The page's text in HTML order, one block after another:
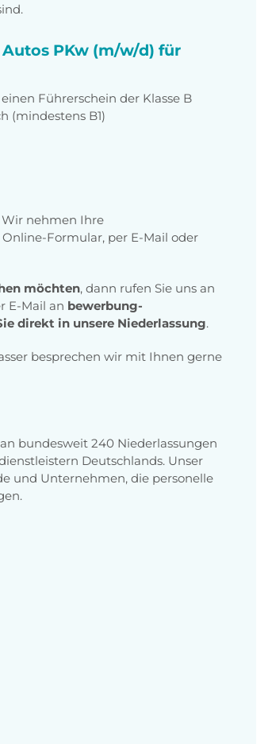
PKw (m/w/d) für
Führerschein der Klasse B
(mindestens B1)
nehmen Ihre
Formular, per E-Mail oder
möchten, dann rufen Sie uns an
E-Mail an bewerbung-
direkt in unsere Niederlassung.
besprechen wir mit Ihnen gerne
bundesweit 240 Niederlassungen
Deutschlands. Unser
und Unternehmen, die personelle